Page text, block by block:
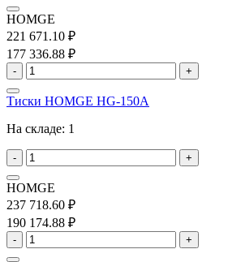
HOMGE
221 671.10 ₽
177 336.88 ₽
- +
Тиски HOMGE HG-150A
На складе: 1
- +
HOMGE
237 718.60 ₽
190 174.88 ₽
- +